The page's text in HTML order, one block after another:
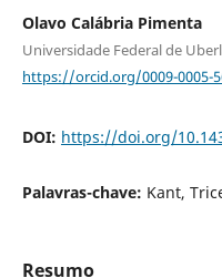
Olavo Calábria Pimenta
Universidade Federal de
https://orcid.org/0009-0005-
DOI: https://doi.org/
Palavras-chave: Kant,
Resumo